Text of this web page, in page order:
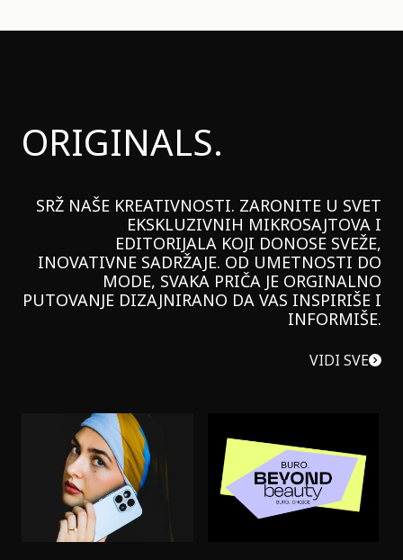
ORIGINALS.
SRŽ NAŠE KREATIVNOSTI. ZARONITE U SVET
EKSKLUZIVNIH MIKROSAJTOVA I
EDITORIJALA KOJI DONOSE SVEŽE,
INOVATIVNE SADRŽAJE. OD UMETNOSTI DO
MODE, SVAKA PRIČA JE ORGINALNO
PUTOVANJE DIZAJNIRANO DA VAS INSPIRIŠE I
INFORMIŠE.
VIDI SVE